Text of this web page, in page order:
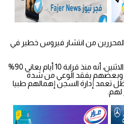
من انتشار فيروس خطير في
وأوضحت، في بيان، صدر اليوم الاثنين، أنه منذ قرابة 10 أيام يعاني 90%
وبعضهم يفقد الوعي من شدة
تعمد إدارة السجن إهمالهم طبيا
لهم.